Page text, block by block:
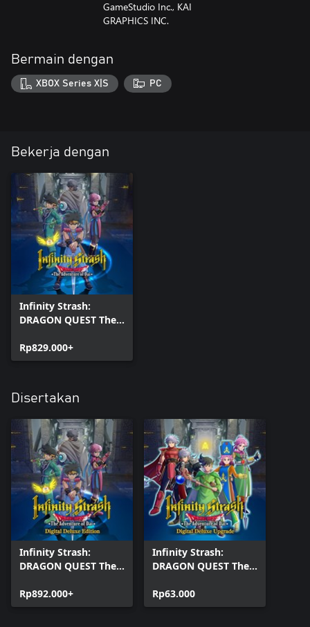
GameStudio Inc., KAI
GRAPHICS INC.
Bermain dengan
XBOX Series X|S PC
Bekerja dengan
Infinity Strash:
DRAGON QUEST The
Rp829.000+
Disertakan
Infinity Strash:
DRAGON QUEST The
Digital Deluxe Edition
Rp892.000+
Infinity Strash:
DRAGON QUEST The
Digital Deluxe
Upgrade
Rp63.000